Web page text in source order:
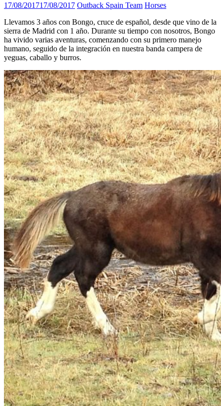
17/08/201717/08/2017 Outback Spain Team Horses
Llevamos 3 años con Bongo, cruce de español, desde que vino de la
sierra de Madrid con 1 año. Durante su tiempo con nosotros, Bongo
ha vivido varias aventuras, comenzando con su primero manejo
humano, seguido de la integración en nuestra banda campera de
yeguas, caballo y burros.